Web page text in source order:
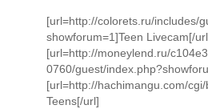
[url=http://colorets.ru/includes/
showforum=1]Teen Livecam[/
[url=http://moneylend.ru/
0760/guest/
[url=http://hachimangu.com/
Teens[/url]